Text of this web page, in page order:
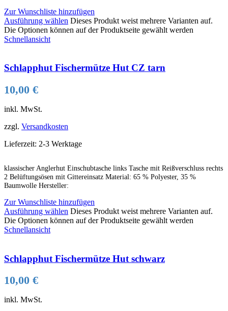
Zur Wunschliste hinzufügen
Ausführung wählen Dieses Produkt weist mehrere Varianten auf.
Die Optionen können auf der Produktseite gewählt werden
Schnellansicht
Schlapphut Fischermütze Hut CZ tarn
10,00 €
inkl. MwSt.
zzgl. Versandkosten
Lieferzeit: 2-3 Werktage
klassischer Anglerhut Einschubtasche links Tasche mit Reißverschluss rechts
2 Belüftungsösen mit Gittereinsatz Material: 65 % Polyester, 35 %
Baumwolle Hersteller:
Zur Wunschliste hinzufügen
Ausführung wählen Dieses Produkt weist mehrere Varianten auf.
Die Optionen können auf der Produktseite gewählt werden
Schnellansicht
Schlapphut Fischermütze Hut schwarz
10,00 €
inkl. MwSt.